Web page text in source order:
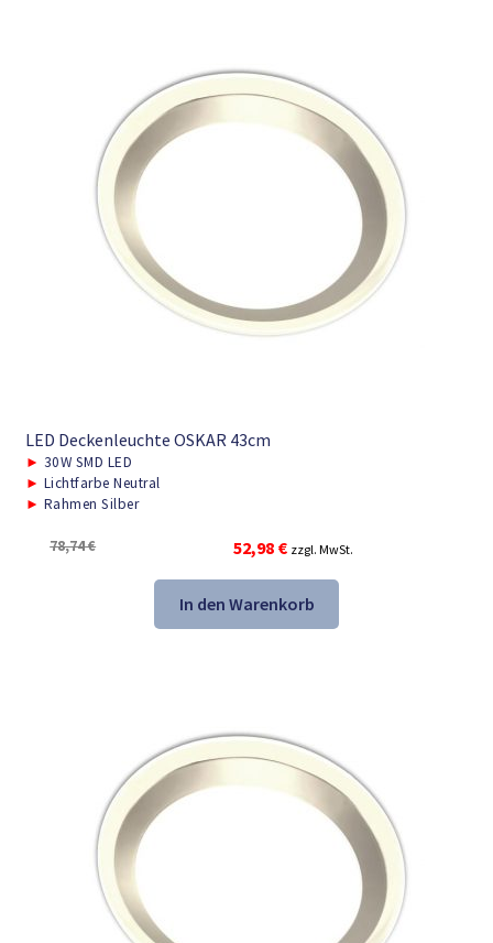
LED Deckenleuchte OSKAR 43cm
► 30W SMD LED
► Lichtfarbe Neutral
► Rahmen Silber
78,74€
Ursprünglicher
Preis
war:
78,74 €
52,98 €Aktueller
Preis
ist:
52,98 €.
zzgl. MwSt.
In den Warenkorb